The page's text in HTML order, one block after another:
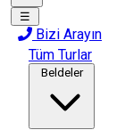
☰
Bizi Arayın
Tüm Turlar
Beldeler